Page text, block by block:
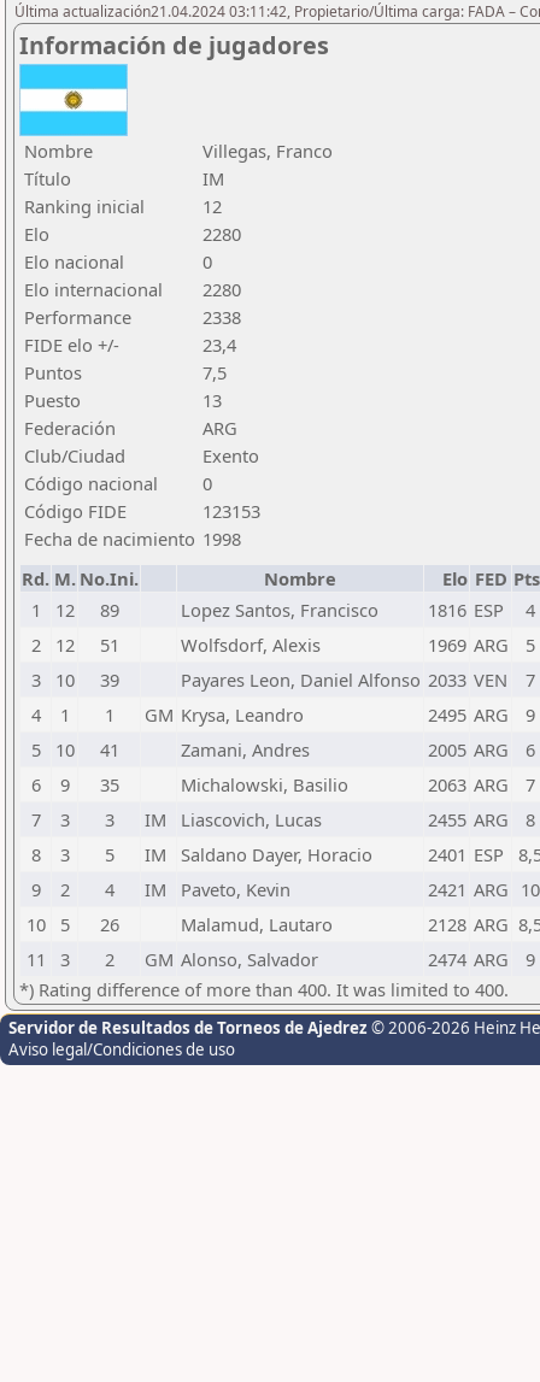
Última actualización21.04.2024 03:11:42, Propietario/Última carga: FADA –
Información de jugadores
Nombre
Villegas, Franco
Título
IM
Ranking inicial
12
Elo
2280
Elo nacional
0
Elo internacional
2280
Performance
2338
FIDE elo +/-
23,4
Puntos
7,5
Puesto
13
Federación
ARG
Club/Ciudad
Exento
Código nacional
0
Código FIDE
123153
Fecha de nacimiento 1998
Rd. M. No.Ini. Nombre Elo FED
1
12 89 Lopez Santos, Francisco 1816 ESP
4
2
12 51 Wolfsdorf, Alexis 1969 ARG
5
3
10 39 Payares Leon, Daniel Alfonso 2033 VEN
7
4
1 1 GM Krysa, Leandro 2495 ARG
9
5
10 41 Zamani, Andres 2005 ARG
6
6
9 35 Michalowski, Basilio 2063 ARG
7
7
3 3 IM Liascovich, Lucas 2455 ARG
8
8
3 5 IM Saldano Dayer, Horacio 2401 ESP
9
2 4 IM Paveto, Kevin 2421 ARG 10
10
5 26 Malamud, Lautaro 2128 ARG
11
3 2 GM Alonso, Salvador 2474 ARG
9
*) Rating difference of more than 400. It was limited to 400.
Servidor de Resultados de Torneos de Ajedrez © 2006-2026 Heinz
Aviso legal/Condiciones de uso